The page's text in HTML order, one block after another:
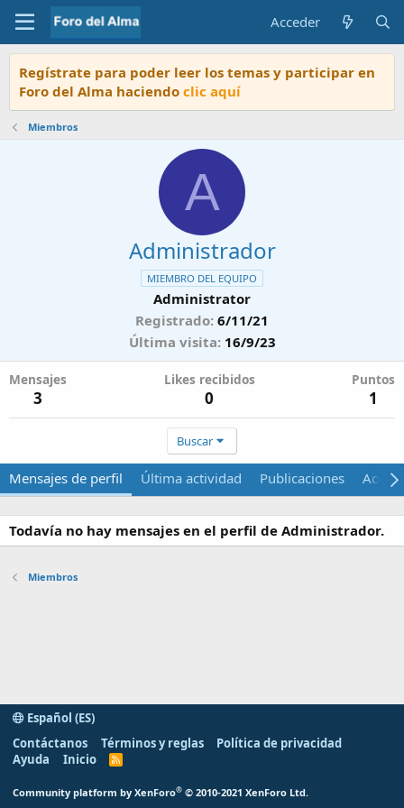
Acceder
Regístrate para poder leer los temas y participar en
Foro del Alma haciendo clic aquí
Miembros
A
Administrador
MIEMBRO DEL EQUIPO
Administrator
Registrado 6/11/21
Última visita 16/9/23
Mensajes
3
Likes recibidos
0
Puntos
1
Buscar
Mensajes de perfil Última actividad Publicaciones Acerca
Todavía no hay mensajes en el perfil de Administrador.
Miembros
Español (ES)
Contáctanos
Términos y reglas
Política de privacidad
Ayuda
Inicio
R
Community platform by XenForo® © 2010-2021 XenForo Ltd.